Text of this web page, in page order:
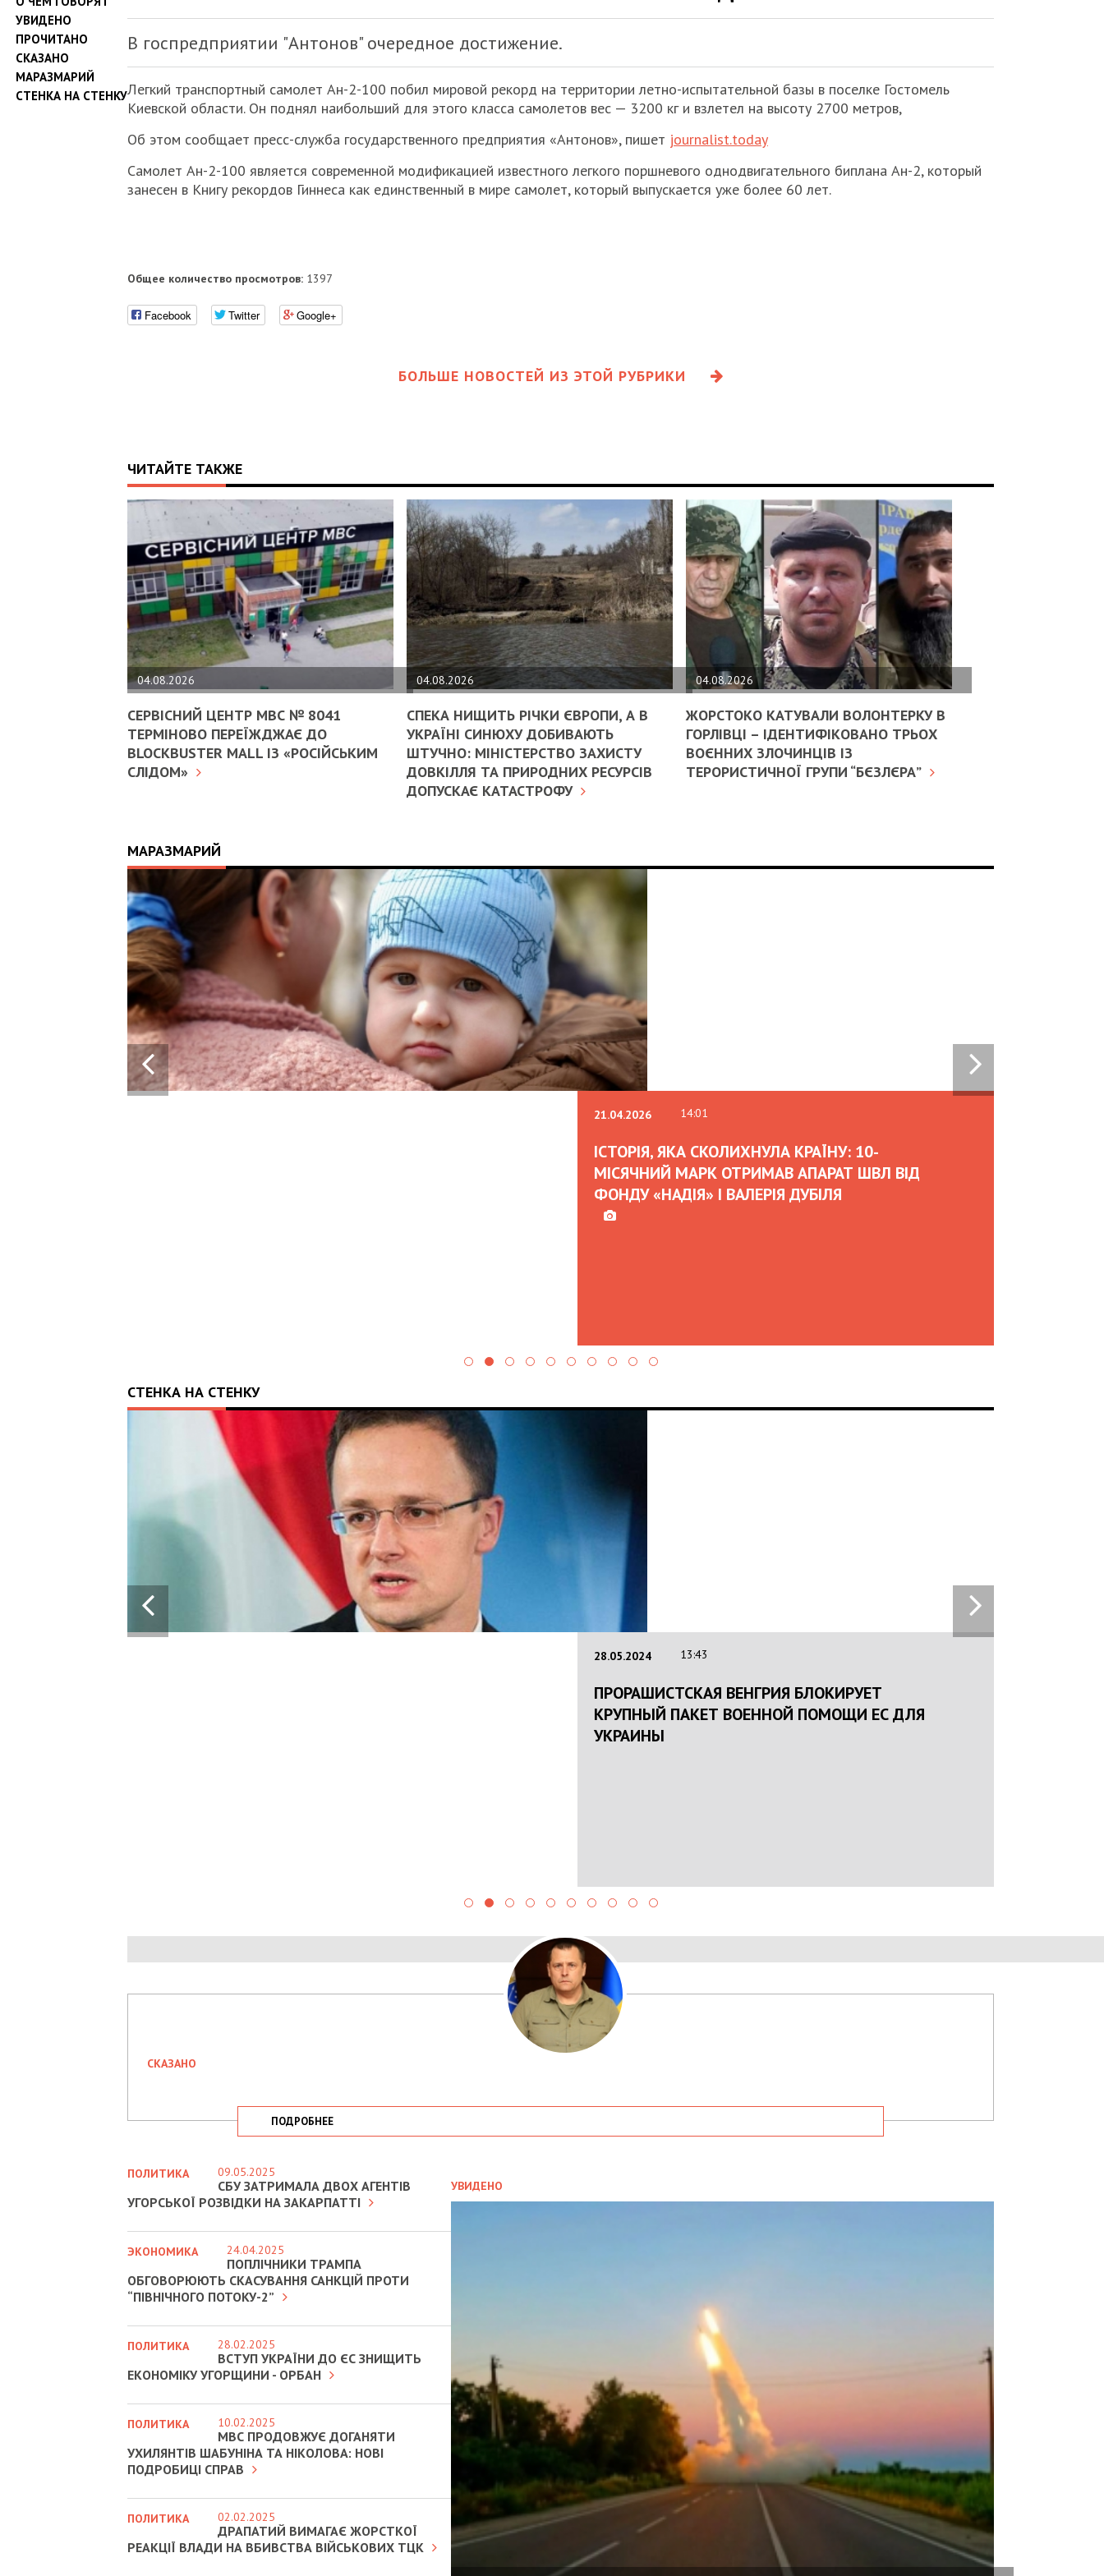
УВИДЕНО
ПРОЧИТАНО
СКАЗАНО
МАРАЗМАРИЙ
СТЕНКА НА СТЕНКУ
В госпредприятии "Антонов" очередное достижение.
Легкий транспортный самолет Ан-2-100 побил мировой рекорд на территории летно-испытательной базы в поселке Гостомель
Киевской области. Он поднял наибольший для этого класса самолетов вес — 3200 кг и взлетел на высоту 2700 метров,
Об этом сообщает пресс-служба государственного предприятия «Антонов», пишет journalist.today
Самолет Ан-2-100 является современной модификацией известного легкого поршневого однодвигательного биплана Ан-2, который
занесен в Книгу рекордов Гиннеса как единственный в мире самолет, который выпускается уже более 60 лет.
Общее количество просмотров: 1397
Facebook Twitter Google+
БОЛЬШЕ НОВОСТЕЙ ИЗ ЭТОЙ РУБРИКИ
ЧИТАЙТЕ ТАКЖЕ
04.08.2026
СЕРВІСНИЙ ЦЕНТР МВС № 8041
ТЕРМІНОВО ПЕРЕЇЖДЖАЄ ДО
BLOCKBUSTER MALL ІЗ «РОСІЙСЬКИМ
СЛІДОМ»
04.08.2026
СПЕКА НИЩИТЬ РІЧКИ ЄВРОПИ, А В
УКРАЇНІ СИНЮХУ ДОБИВАЮТЬ
ШТУЧНО: МІНІСТЕРСТВО ЗАХИСТУ
ДОВКІЛЛЯ ТА ПРИРОДНИХ РЕСУРСІВ
ДОПУСКАЄ КАТАСТРОФУ
04.08.2026
ЖОРСТОКО КАТУВАЛИ ВОЛОНТЕРКУ В
ГОРЛІВЦІ – ІДЕНТИФІКОВАНО ТРЬОХ
ВОЄННИХ ЗЛОЧИНЦІВ ІЗ
ТЕРОРИСТИЧНОЇ ГРУПИ “БЄЗЛЄРА”
МАРАЗМАРИЙ
OLEKSII ABASOV: HOW UKRAINIAN BUSINESSES
CAN ATTRACT INTERNATIONAL INVESTMENTS
AND HEDGE RISKS DURING WAR
СТЕНКА НА СТЕНКУ
НАЦПОЛІЦІЯ ЛЯКАЄ ГРОМАДЯН
КРИМІНОГЕННОЇ СИТУАЦІЇ В РАЗІ
СКАЗАНО
ПОДРОБНЕЕ
УВИДЕНО
ПОЛИТИКА 09.05.2025
СБУ ЗАТРИМАЛА ДВОХ АГЕНТІВ
УГОРСЬКОЇ РОЗВІДКИ НА ЗАКАРПАТТІ
ЭКОНОМИКА 24.04.2025
ПОПЛІЧНИКИ ТРАМПА
ОБГОВОРЮЮТЬ СКАСУВАННЯ САНКЦІЙ ПРОТИ
“ПІВНІЧНОГО ПОТОКУ-2”
ПОЛИТИКА 28.02.2025
ВСТУП УКРАЇНИ ДО ЄС ЗНИЩИТЬ
ЕКОНОМІКУ УГОРЩИНИ - ОРБАН
ПОЛИТИКА 10.02.2025
МВС ПРОДОВЖУЄ ДОГАНЯТИ
УХИЛЯНТІВ ШАБУНІНА ТА НІКОЛОВА: НОВІ
ПОДРОБИЦІ СПРАВ
ПОЛИТИКА 02.02.2025
ДРАПАТИЙ ВИМАГАЄ ЖОРСТКОЇ
РЕАКЦІЇ ВЛАДИ НА ВБИВСТВА ВІЙСЬКОВИХ ТЦК